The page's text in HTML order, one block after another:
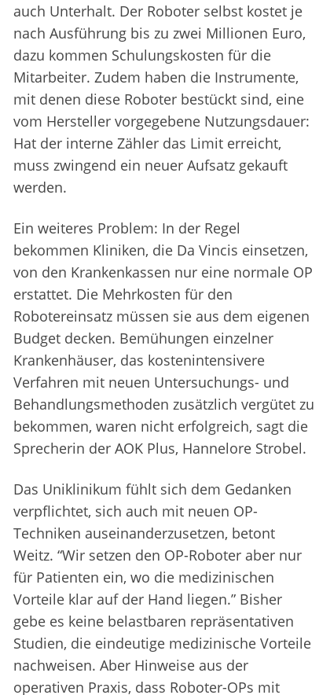
auch Unterhalt. Der Roboter selbst kostet je
nach Ausführung bis zu zwei Millionen Euro,
dazu kommen Schulungskosten für die
Mitarbeiter. Zudem haben die Instrumente,
mit denen diese Roboter bestückt sind, eine
vom Hersteller vorgegebene Nutzungsdauer:
Hat der interne Zähler das Limit erreicht,
muss zwingend ein neuer Aufsatz gekauft
werden.
Ein weiteres Problem: In der Regel
bekommen Kliniken, die Da Vincis einsetzen,
von den Krankenkassen nur eine normale OP
erstattet. Die Mehrkosten für den
Robotereinsatz müssen sie aus dem eigenen
Budget decken. Bemühungen einzelner
Krankenhäuser, das kostenintensivere
Verfahren mit neuen Untersuchungs- und
Behandlungsmethoden zusätzlich vergütet zu
bekommen, waren nicht erfolgreich, sagt die
Sprecherin der AOK Plus, Hannelore Strobel.
Das Uniklinikum fühlt sich dem Gedanken
verpflichtet, sich auch mit neuen OP-
Techniken auseinanderzusetzen, betont
Weitz. “Wir setzen den OP-Roboter aber nur
für Patienten ein, wo die medizinischen
Vorteile klar auf der Hand liegen.” Bisher
gebe es keine belastbaren repräsentativen
Studien, die eindeutige medizinische Vorteile
nachweisen. Aber Hinweise aus der
operativen Praxis, dass Roboter-OPs mit